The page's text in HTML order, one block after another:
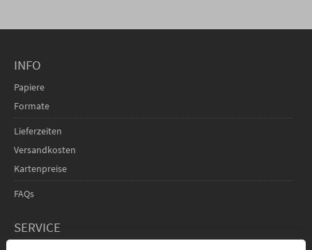
INFO
Papiere
Formate
Lieferzeiten
Versandkosten
Kartenpreise
FAQs
SERVICE